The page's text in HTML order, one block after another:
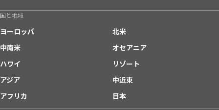
国と地域
ヨーロッパ
北米
中南米
オセアニア
ハワイ
リゾート
アジア
中近東
アフリカ
日本